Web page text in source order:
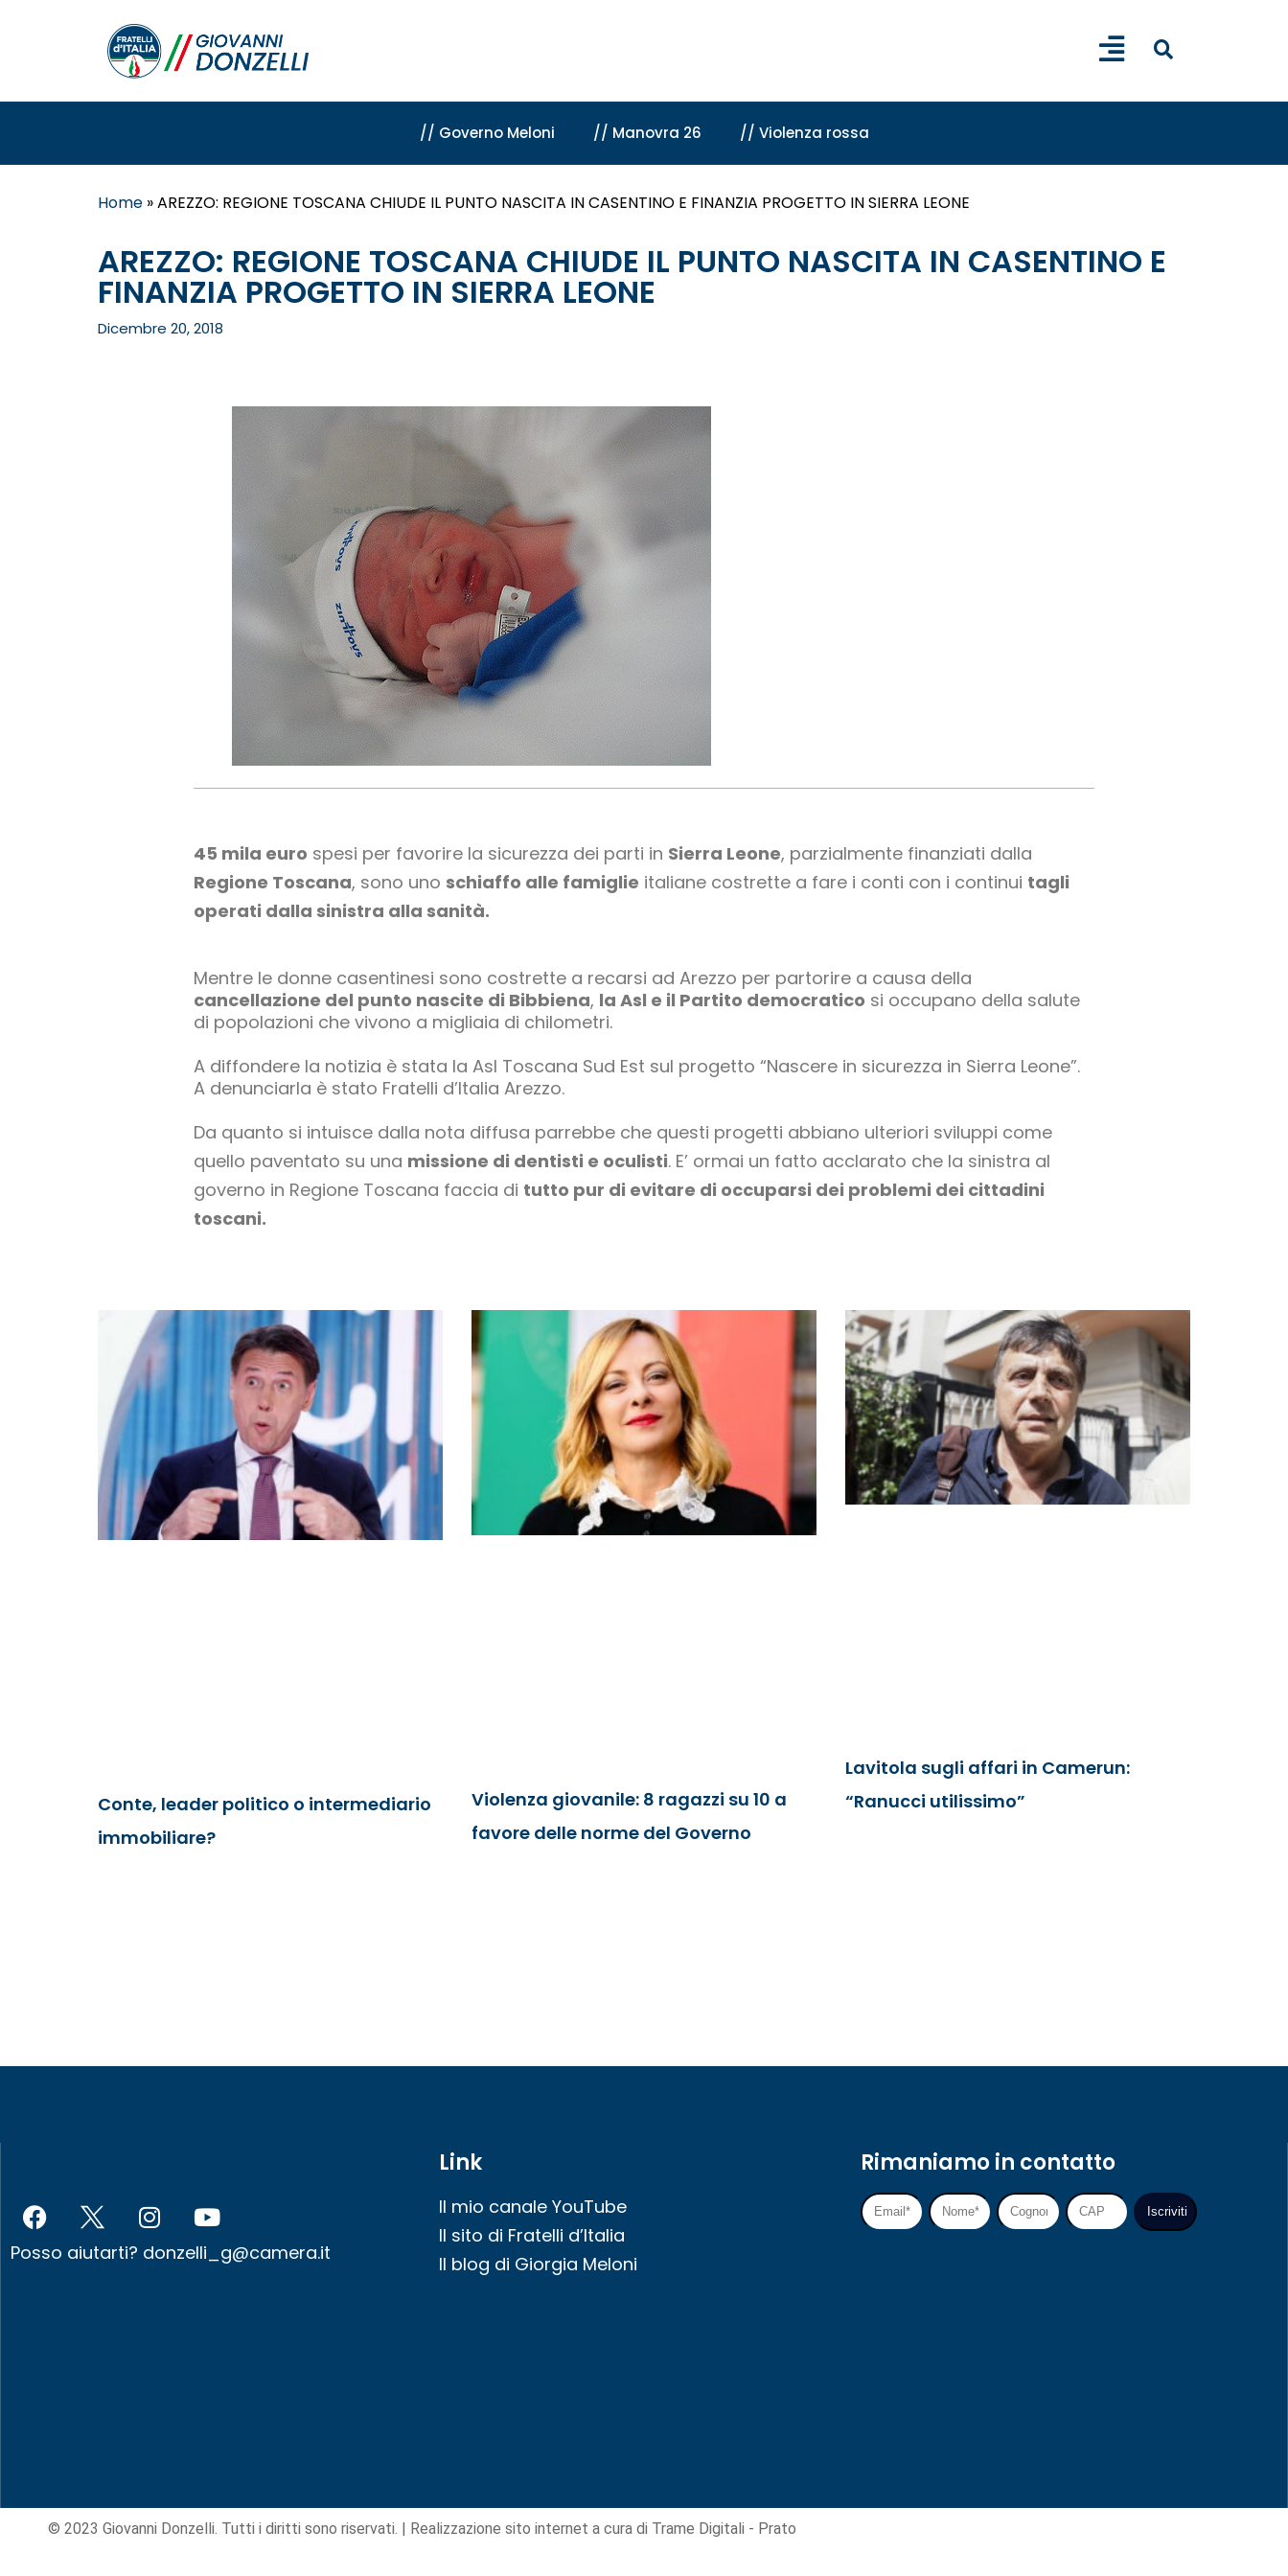
// Governo Meloni // Manovra 26 // Violenza rossa
Home »AREZZO: REGIONE TOSCANA CHIUDE IL PUNTO NASCITA IN CASENTINO E FINANZIA PROGETTO IN SIERRA LEONE
AREZZO: REGIONE TOSCANA CHIUDE IL PUNTO NASCITA IN CASENTINO E
FINANZIA PROGETTO IN SIERRA LEONE
Dicembre 20, 2018
45 mila euro spesi per favorire la sicurezza dei parti in Sierra Leone, parzialmente finanziati dalla
Regione Toscana, sono uno schiaffo alle famiglie italiane costrette a fare i conti con i continui tagli
operati dalla sinistra alla sanità.
Mentre le donne casentinesi sono costrette a recarsi ad Arezzo per partorire a causa della
cancellazione del punto nascite di Bibbiena, la Asl e il Partito democratico si occupano della salute
di popolazioni che vivono a migliaia di chilometri.
A diffondere la notizia è stata la Asl Toscana Sud Est sul progetto “Nascere in sicurezza in Sierra Leone”.
A denunciarla è stato Fratelli d’Italia Arezzo.
Da quanto si intuisce dalla nota diffusa parrebbe che questi progetti abbiano ulteriori sviluppi come
quello paventato su una missione di dentisti e oculisti. E’ ormai un fatto acclarato che la sinistra al
governo in Regione Toscana faccia di tutto pur di evitare di occuparsi dei problemi dei cittadini
toscani.
Conte, leader politico o intermediario
immobiliare?
Violenza giovanile: 8 ragazzi su 10 a
favore delle norme del Governo
Lavitola sugli affari in Camerun:
“Ranucci utilissimo”
Posso aiutarti? donzelli_g@camera.it
Link
Il mio canale YouTube
Il sito di Fratelli d’Italia
Il blog di Giorgia Meloni
Rimaniamo in contatto
© 2023 Giovanni Donzelli. Tutti i diritti sono riservati. | Realizzazione sito interneta cura di Trame Digitali - Prato